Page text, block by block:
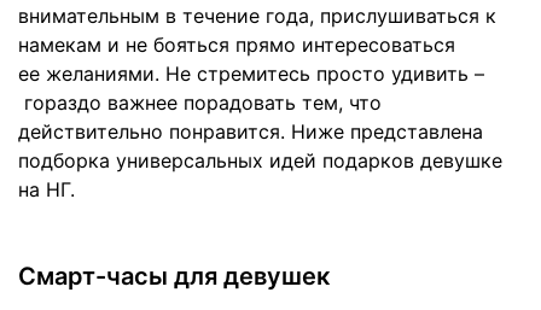
внимательным в течение года, прислушиваться к
намекам и не бояться прямо интересоваться
ее желаниями. Не стремитесь просто удивить –
гораздо важнее порадовать тем, что
действительно понравится. Ниже представлена
подборка универсальных идей подарков девушке
на НГ.
Смарт-часы для девушек